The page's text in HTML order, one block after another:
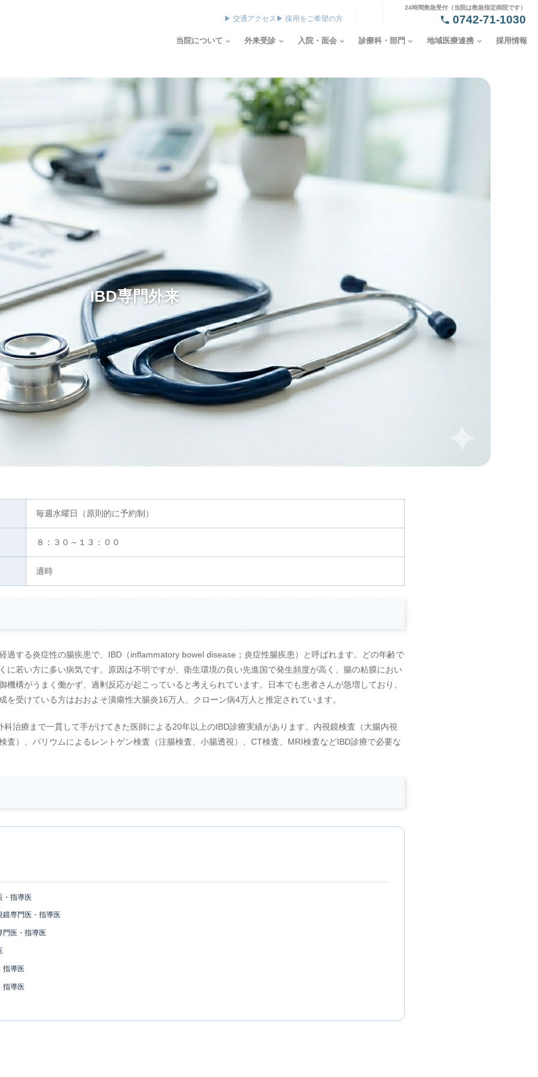
▶ 交通アクセス ▶ 採用をご希望の方
24時間救急受付（当院は救急指定病院です）
0742-71-1030
当院について 外来受診 入院・面会 診療科・部門 地域医療連携 採用情報
IBD専門外来
毎週水曜日（原則的に予約制）
８：３０～１３：００
適時
過する炎症性の腸疾患で、IBD（inflammatory bowel disease；炎症性腸疾患）と呼ばれます。どの年齢で
に若い方に多い病気です。原因は不明ですが、衛生環境の良い先進国で発生頻度が高く、腸の粘膜におい
機構がうまく働かず、過剰反応が起こっていると考えられています。日本でも患者さんが急増しており、
を受けている方はおおよそ潰瘍性大腸炎16万人、クローン病4万人と推定されています。
治療まで一貫して手がけてきた医師による20年以上のIBD診療実績があります。内視鏡検査（大腸内視
査）、バリウムによるレントゲン検査（注腸検査、小腸透視）、CT検査、MRI検査などIBD診療で必要な
・指導医
専門医・指導医
医・指導医
指導医
指導医